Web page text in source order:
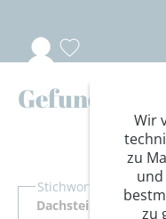
Gefundene
Stichwort Suche
Wir
zu
zu